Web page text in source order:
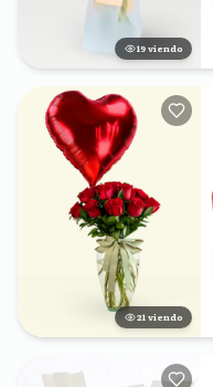
19 viendo
20 viendo